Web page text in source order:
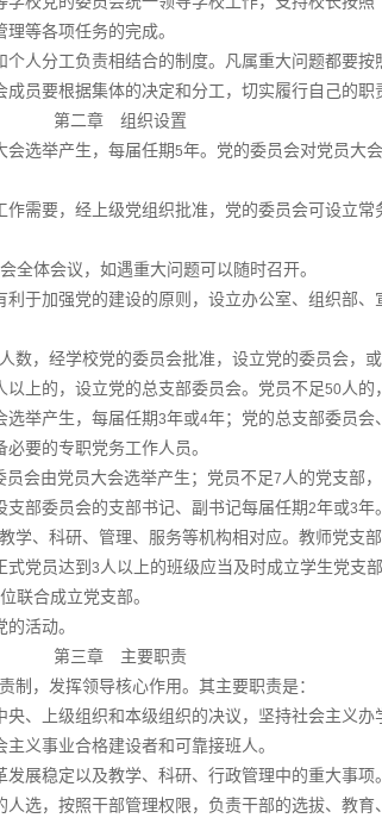
等各项任务的完成。
人分工负责相结合的制度。凡属重大问题都要
员要根据集体的决定和分工，切实履行自己的职
第二章 组织设置
选举产生，每届任期5年。党的委员会对党员大
需要，经上级党组织批准，党的委员会可设立常
全体会议，如遇重大问题可以随时召开。
于加强党的建设的原则，设立办公室、组织部、
数，经学校党的委员会批准，设立党的委员会，
以上的，设立党的总支部委员会。党员不足50人的
选举产生，每届任期3年或4年；党的总支部委员会
要的专职党务工作人员。
会由党员大会选举产生；党员不足7人的党支部
支部委员会的支部书记、副书记每届任期2年或3年。
学、科研、管理、服务等机构相对应。教师党支
党员达到 3人以上的班级应当及时成立学生党支
联合成立党支部。
活动。
第三章 主要职责
制，发挥领导核心作用。其主要职责是：
央、上级组织和本级组织的决议，坚持社会主义
义事业合格建设者和可靠接班人。
展稳定以及教学、科研、行政管理中的重大事项。
人选，按照干部管理权限，负责干部的选拔、教